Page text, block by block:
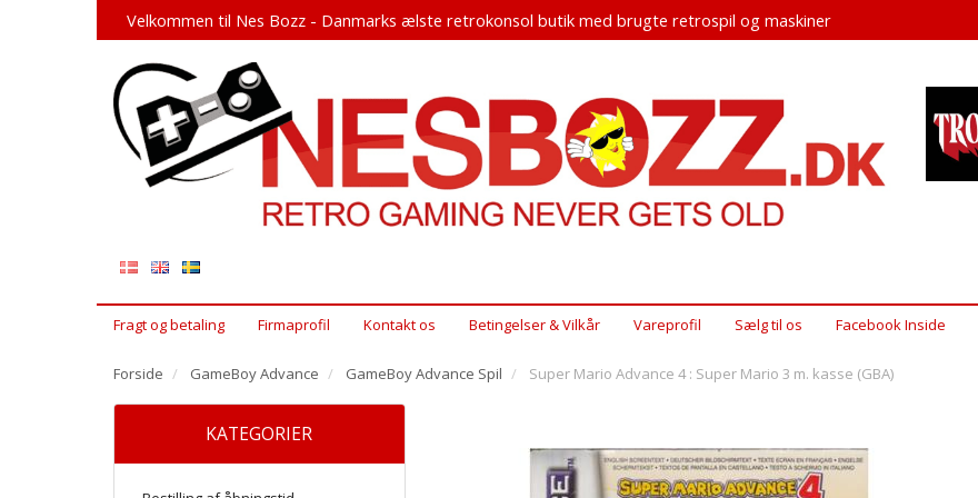
Velkommen til Nes Bozz - Danmarks ælste retrokonsol butik med brugte retrospil og maskiner
Fragt og betaling Firmaprofil Kontakt os Betingelser & Vilkår Vareprofil Sælg til os Facebook Inside
Forside GameBoy Advance GameBoy Advance Spil Super Mario Advance 4 : Super Mario 3 m. kasse (GBA)
KATEGORIER